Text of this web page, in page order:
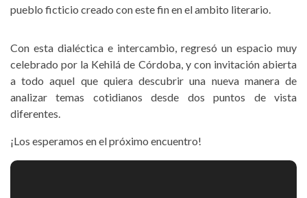
pueblo ficticio creado con este fin en el ambito literario.
Con esta dialéctica e intercambio, regresó un espacio muy
celebrado por la Kehilá de Córdoba, y con invitación abierta
a todo aquel que quiera descubrir una nueva manera de
analizar temas cotidianos desde dos puntos de vista
diferentes.
¡Los esperamos en el próximo encuentro!